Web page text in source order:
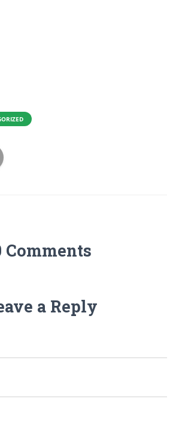
Comments
a Reply